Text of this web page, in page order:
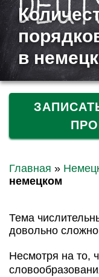
в
Главная »
немецком
Тема
довольно
Несмотря на то,